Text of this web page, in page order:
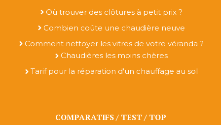
Où trouver des clôtures à petit prix ?
Combien coûte une chaudière neuve
Comment nettoyer les vitres de votre véranda ?
Chaudières les moins chères
Tarif pour la réparation d'un chauffage au sol
COMPARATIFS / TEST / TOP